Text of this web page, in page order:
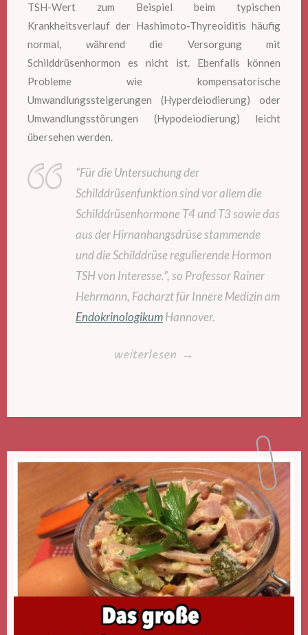
TSH-Wert zum Beispiel beim typischen
Krankheitsverlauf der Hashimoto-Thyreoiditis häufig
normal, während die Versorgung mit
Schilddrüsenhormon es nicht ist. Ebenfalls können
Probleme wie kompensatorische
Umwandlungssteigerungen (Hyperdeiodierung) oder
Umwandlungsstörungen (Hypodeiodierung) leicht
übersehen werden.
“Für die Untersuchung der
Schilddrüsenfunktion sind vor allem die
Schilddrüsenhormone T4 und T3 sowie das
aus der Hirnanhangsdrüse stammende
und die Schilddrüse regulierende Hormon
TSH von Interesse.”, so Professor Rainer
Hehrmann, Facharzt für Innere Medizin am
EndokrinologikumHannover.
„Schilddrüsenwerte
weiterlesen →